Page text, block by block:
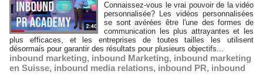
Connaissez-vous le vrai pouvoir de la vidéo
personnalisée? Les vidéos personnalisées
se sont avérées être l'une des formes de
communication les plus attrayantes et les
plus efficaces, et les entreprises de toutes tailles les utilisent
désormais pour garantir des résultats pour plusieurs objectifs...
inbound marketing, inbound Marketing, inbound marketing
en Suisse, inbound media relations, inbound PR, inbound